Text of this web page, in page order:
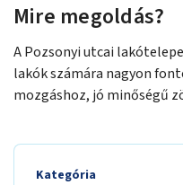
Mire megoldás?
A Pozsonyi utcai
lakók számára nagyon
mozgáshoz, jó minőségű
Kategória